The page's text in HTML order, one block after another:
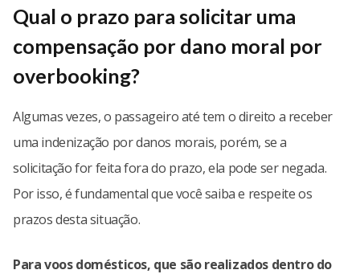
Qual o prazo para solicitar uma
compensação por dano moral por
overbooking?
Algumas vezes, o passageiro até tem o direito a receber
uma indenização por danos morais, porém, se a
solicitação for feita fora do prazo, ela pode ser negada.
Por isso, é fundamental que você saiba e respeite os
prazos desta situação.
Para voos domésticos, que são realizados dentro do